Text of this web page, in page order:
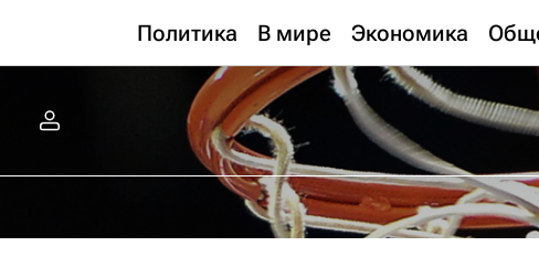
Политика В мире Экономика